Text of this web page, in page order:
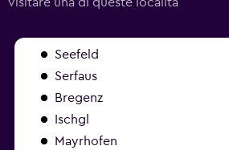
Seefeld
Serfaus
Bregenz
Ischgl
Mayrhofen